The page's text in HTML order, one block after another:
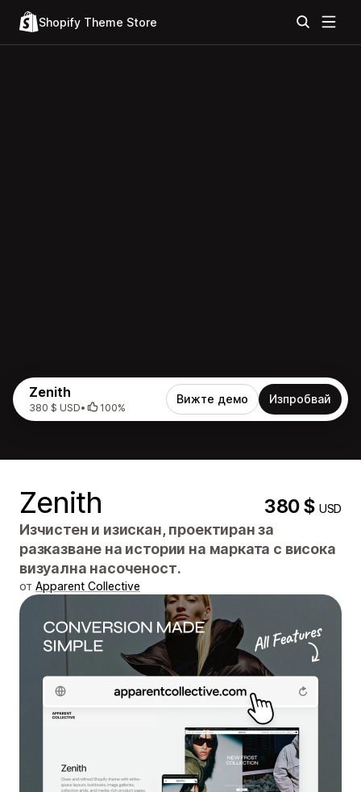
Shopify Theme Store
Zenith
380 $ USD• 100%
Вижте демо Изпробвай
Zenith 380 $USD
Изчистен и изискан, проектиран за
разказване на истории на марката с висока
визуална насоченост.
от Apparent Collective